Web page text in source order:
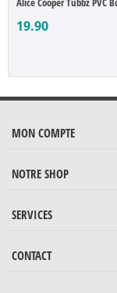
19.90
MON COMPTE
NOTRE SHOP
SERVICES
CONTACT